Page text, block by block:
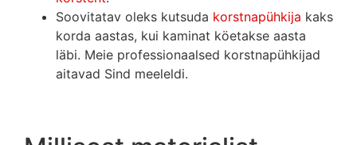
Soovitatav oleks kutsuda korstnapühkija kaks
korda aastas, kui kaminat köetakse aasta
läbi. Meie professionaalsed korstnapühkijad
aitavad Sind meeleldi.